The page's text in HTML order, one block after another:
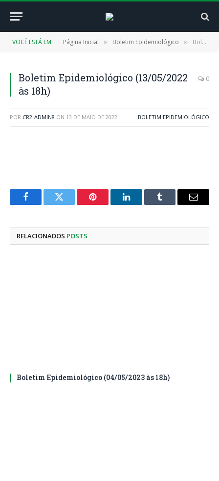
VOCÊ ESTÁ EM: Página Inicial » Boletim Epidemiológico » Boletim Epidemiológico (13/05/2022 às 18h)
Boletim Epidemiológico (13/05/2022
às 18h)
0
POR CR2-ADMIN8 ON 13 DE MAIO DE 2022 BOLETIM EPIDEMIOLÓGICO
FacebookTwitter Pinterest LinkedInTumblr
E-
RELACIONADOS POSTS
Boletim Epidemiológico (04/05/2023 às 18h)